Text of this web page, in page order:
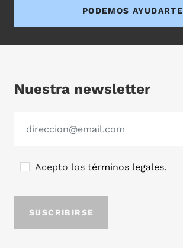
PODEMOS AYUDARTE
Nuestra newsletter
Acepto los términos legales.